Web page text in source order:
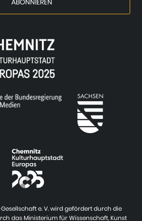
e. V. wird gefördert durch die
das Ministerium für Wissenschaft, Kunst